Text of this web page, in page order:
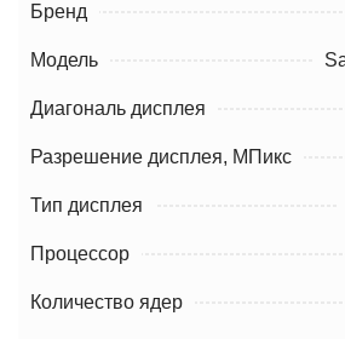
Бренд
Модель
Диагональ дисплея
Разрешение дисплея, МПикс
Тип дисплея
Процессор
Количество ядер